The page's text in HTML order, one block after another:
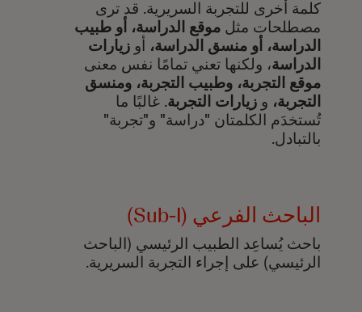
كلمة أخرى للتجربة السريرية. قد ترى
مصطلحات مثل موقع الدراسة، أو طبيب
الدراسة، أو منسق الدراسة، أو زيارات
الدراسة، ولكنها تعني تمامًا نفس معنى
موقع التجربة، وطبيب التجربة، ومنسق
التجربة، و زيارات التجربة. غالبًا ما
تُستخدَم الكلمتان "دراسة" و"تجربة"
بالتبادل.
الباحث الفرعي (Sub-I)
باحث يُساعِد الطبيب الرئيسي (الباحث
الرئيسي) على إجراء التجربة السريرية.